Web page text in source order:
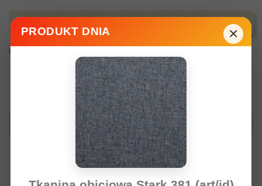
Brak komentarzy od klienta w tym momencie.
Produkty z tej samej kategori
×
PRODUKT DNIA